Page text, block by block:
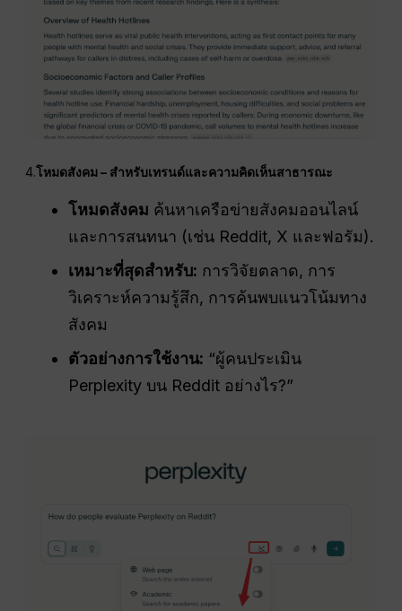
4.โหมดสังคม – สำหรับเทรนด์และความคิดเห็นสาธารณะ
โหมดสังคม ค้นหาเครือข่ายสังคมออนไลน์
และการสนทนา (เช่น Reddit, X และฟอรัม).
เหมาะที่สุดสำหรับ: การวิจัยตลาด, การ
วิเคราะห์ความรู้สึก, การค้นพบแนวโน้มทาง
สังคม
ตัวอย่างการใช้งาน: “ผู้คนประเมิน
Perplexity บน Reddit อย่างไร?”